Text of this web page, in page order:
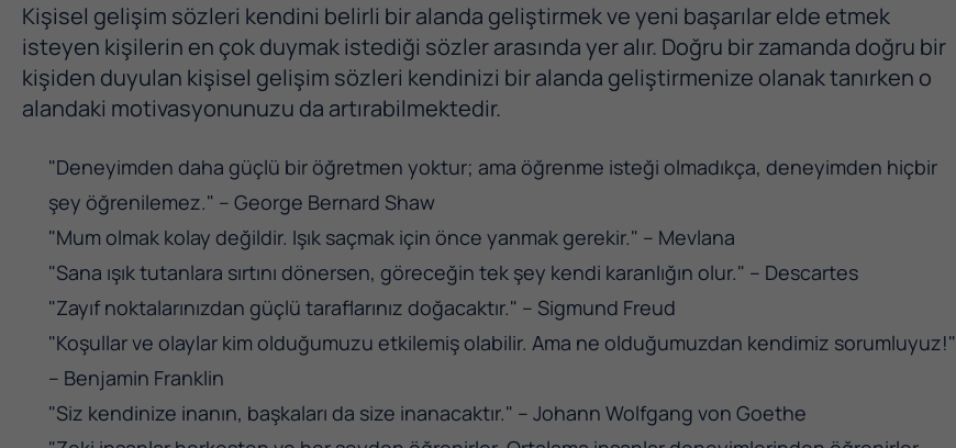
Kişisel gelişim sözleri kendini belirli bir alanda geliştirmek ve yeni başarılar elde etmek
isteyen kişilerin en çok duymak istediği sözler arasında yer alır. Doğru bir zamanda doğru bir
kişiden duyulan kişisel gelişim sözleri kendinizi bir alanda geliştirmenize olanak tanırken o
alandaki motivasyonunuzu da artırabilmektedir.
"Deneyimden daha güçlü bir öğretmen yoktur; ama öğrenme isteği olmadıkça, deneyimden hiçbir
şey öğrenilemez." – George Bernard Shaw
"Mum olmak kolay değildir. Işık saçmak için önce yanmak gerekir." – Mevlana
"Sana ışık tutanlara sırtını dönersen, göreceğin tek şey kendi karanlığın olur." – Descartes
"Zayıf noktalarınızdan güçlü taraflarınız doğacaktır." – Sigmund Freud
"Koşullar ve olaylar kim olduğumuzu etkilemiş olabilir. Ama ne olduğumuzdan kendimiz sorumluyuz!"
– Benjamin Franklin
"Siz kendinize inanın, başkaları da size inanacaktır." – Johann Wolfgang von Goethe